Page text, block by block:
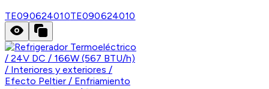
TE090624010TE090624010